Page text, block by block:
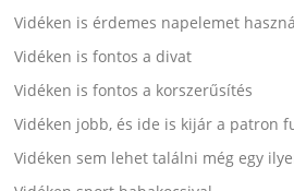
Vidéken is érdemes napelemet
Vidéken is fontos a divat
Vidéken is fontos a korszerűsítés
Vidéken jobb, és ide is kijár a patron
Vidéken sem lehet találni még egy